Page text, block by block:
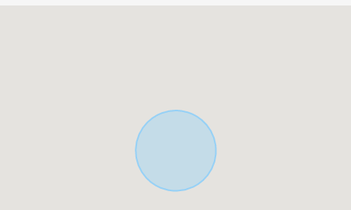
房屋的詳細、需討論是如感興趣,歡迎請隨時聯繫我們。